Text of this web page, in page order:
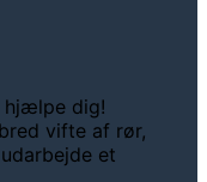
hjælpe dig!
vifte af rør,
et